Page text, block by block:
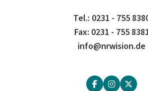
Tel.: 0231 - 755
Fax: 0231 - 755
info@nrwision.de